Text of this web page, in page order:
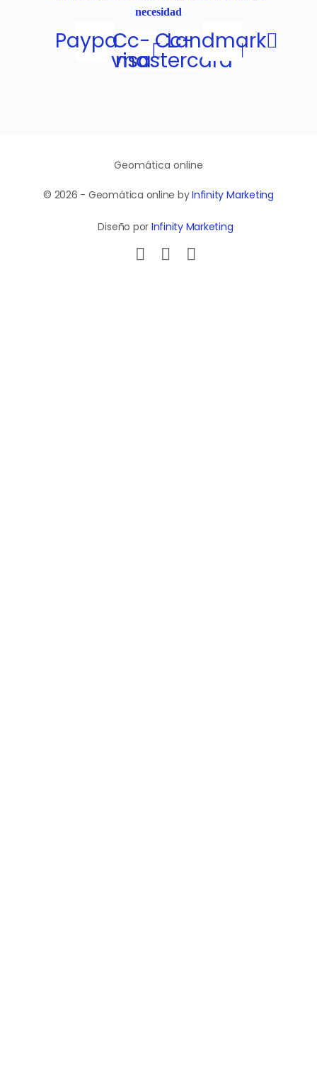
necesidad
PaypalCc-
visa
Cc-
mastercard
Landmark
Geomática online
© 2026 - Geomática online byInfinity Marketing
Diseño por Infinity Marketing